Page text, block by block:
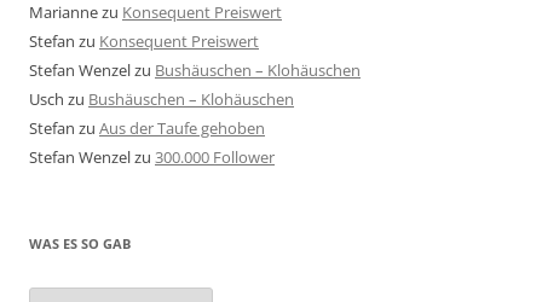
Mariannezu Konsequent Preiswert
Stefan zu Konsequent Preiswert
Stefan Wenzelzu Bushäuschen – Klohäuschen
Usch zu Bushäuschen – Klohäuschen
Stefan zu Aus der Taufe gehoben
Stefan Wenzelzu 300.000 Follower
WAS ES SO GAB
Was